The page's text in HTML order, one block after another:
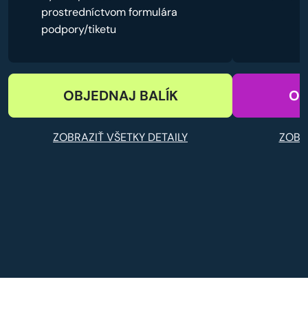
prostredníctvom formulára
podpory/tiketu
OBJEDNAJ BALÍK
ZOBRAZIŤ VŠETKY DETAILY